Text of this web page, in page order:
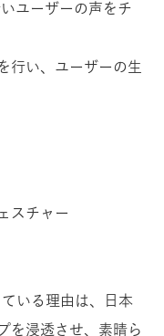
ユーザーの声をチ
行い、ユーザーの生
スチャー
いる理由は、日本
を浸透させ、素晴ら